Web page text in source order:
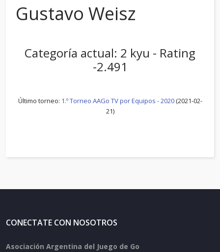
Gustavo Weisz
Categoría actual: 2 kyu - Rating
-2.491
Último torneo: 1.º Torneo AAGo TV por Equipos - 2020(2021-02-
21)
CONECTATE CON NOSOTROS
Asociación Argentina del Juego de Go